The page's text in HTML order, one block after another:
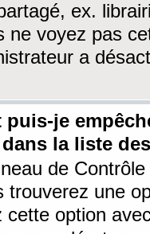
ex.
ne voyez pas
a
puis-je
la liste
de
trouverez une
cette option